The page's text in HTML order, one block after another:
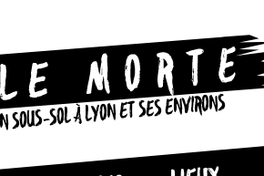
SOL À LYON ET SES ENVIRONS